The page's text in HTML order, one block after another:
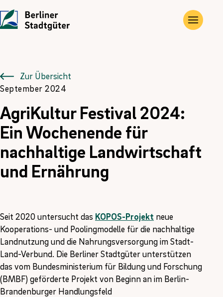
Die Stadtgüter
Historie
Kontakt
Angebote
Landwirtschaftliche Flächen und Güter
Kompensations­maßnahmen
Erneuerbare Energien
Übersicht
FÖJ
Zur Übersicht
September 2024
AgriKultur Festival 2024:
Ein Wochenende für
nachhaltige Landwirtschaft
und Ernährung
Seit 2020 untersucht das KOPOS-Projekt neue
Kooperations- und Poolingmodelle für die nachhaltige
Landnutzung und die Nahrungsversorgung im Stadt-
Land-Verbund. Die Berliner Stadtgüter unterstützen
das vom Bundesministerium für Bildung und Forschung
(BMBF) geförderte Projekt von Beginn an im Berlin-
Brandenburger Handlungsfeld